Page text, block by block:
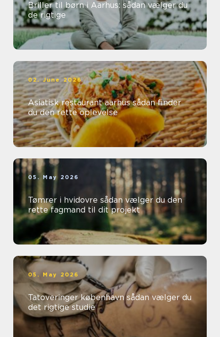
Briller til børn i Aarhus: sådan vælger du
de rigtige
02. June 2026
Asiatisk restaurant aarhus sådan finder
du den rette oplevelse
05. May 2026
Tømrer i hvidovre sådan vælger du den
rette fagmand til dit projekt
05. May 2026
Tatoveringer københavn sådan vælger du
det rigtige studie